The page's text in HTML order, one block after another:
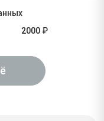
2000 ₽